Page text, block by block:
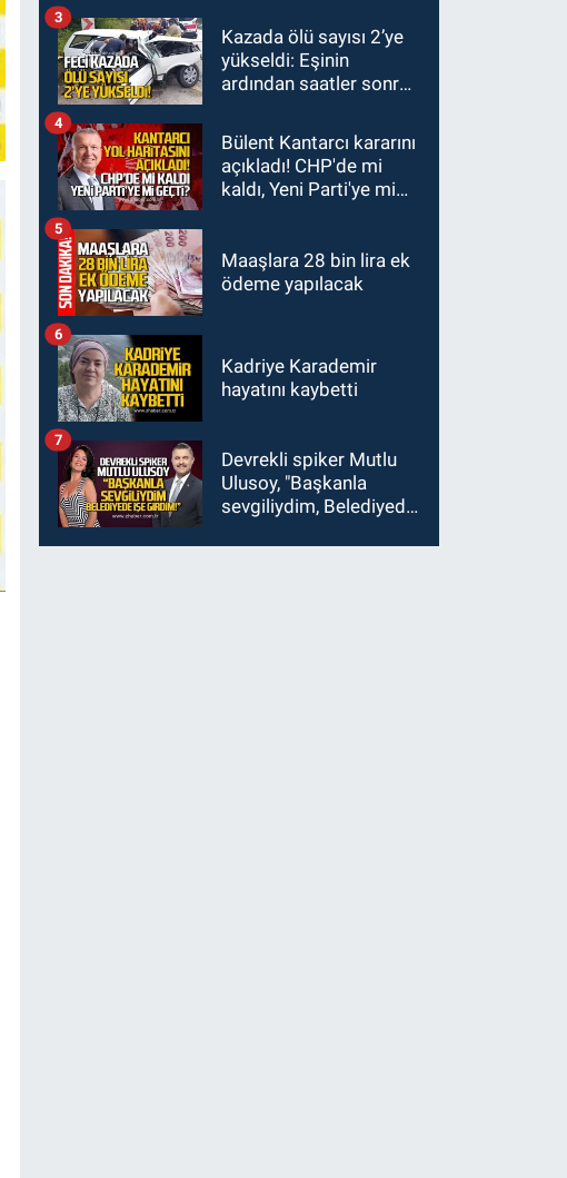
KARABÜK
13:26Karabük
milletvekilleri bastırdı.
Erdoğan talimat verdi
Kazada ölü sayısı 2’ye
yükseldi: Eşinin
ardından saatler sonra
kaybetti
3
Bülent Kantarcı kararını
açıkladı! CHP'de mi
kaldı, Yeni Parti'ye mi
4
Maaşlara 28 bin lira ek
ödeme yapılacak
5
Kadriye Karademir
hayatını kaybetti
6
Devrekli spiker Mutlu
Ulusoy, "Başkanla
sevgiliydim, Belediyede
7